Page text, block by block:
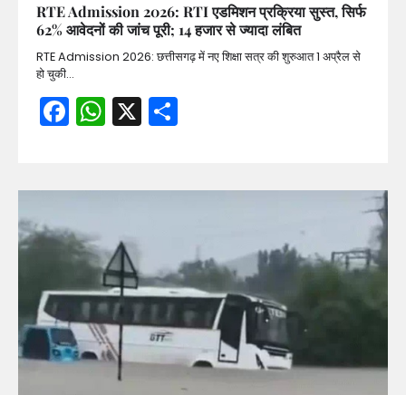
RTE Admission 2026: RTI एडमिशन प्रक्रिया सुस्त, सिर्फ
62% आवेदनों की जांच पूरी; 14 हजार से ज्यादा लंबित
RTE Admission 2026: छत्तीसगढ़ में नए शिक्षा सत्र की शुरुआत 1 अप्रैल से
हो चुकी…
Facebook
WhatsApp
X